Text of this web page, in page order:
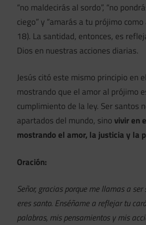
“no maldecirás al sordo”, “no
ciego” y “amarás a tu prójimo como
18). La santidad, entonces, es
Dios en nuestras acciones diarias.
Jesús citó este mismo principio en
mostrando que el amor al prójimo
cumplimiento de la ley. Ser santos
apartados del mundo, sinovivir en
mostrando el amor, la justicia y la
Oración:
Señor, gracias porque me llamas a ser
eres santo. Enséñame a reflejar tu
palabras, mis pensamientos y mis